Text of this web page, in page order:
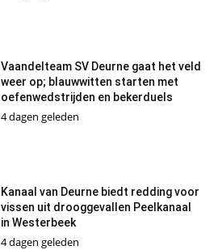
Vaandelteam SV Deurne gaat het veld
weer op; blauwwitten starten met
oefenwedstrijden en bekerduels
4 dagen geleden
Kanaal van Deurne biedt redding voor
vissen uit drooggevallen Peelkanaal
in Westerbeek
4 dagen geleden